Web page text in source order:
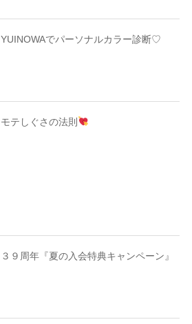
YUINOWAでパーソナルカラー診断♡
モテしぐさの法則
３９周年『夏の入会特典キャンペーン』